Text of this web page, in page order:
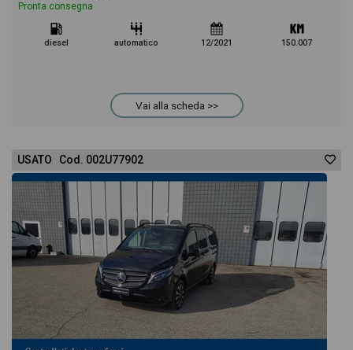
Pronta consegna
diesel automatico 12/2021 150.007
Vai alla scheda >>
USATO Cod. 002U77902